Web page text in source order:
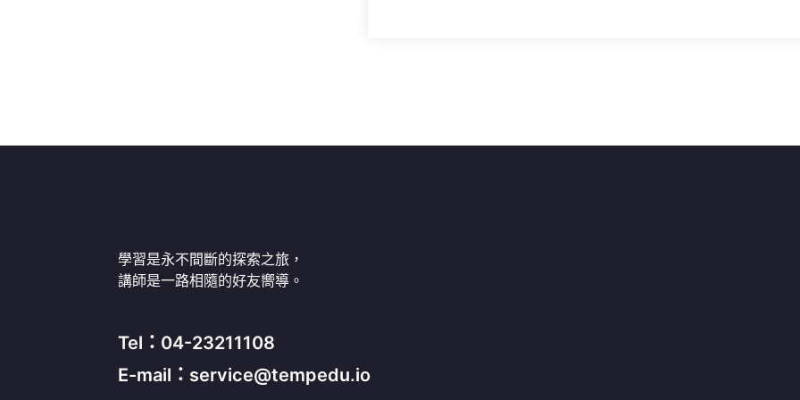
學習是永不間斷的探索之旅，
講師是一路相隨的好友嚮導。
Tel：04-23211108
E-mail：service@tempedu.io